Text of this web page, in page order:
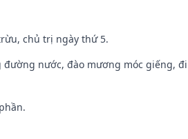
chủ trị ngày thứ 5.
nước, đào mương móc giếng,